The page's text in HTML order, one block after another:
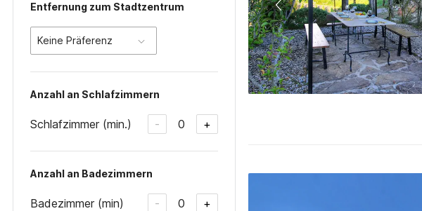
Entfernung zum Stadtzentrum
Keine Präferenz
Anzahl an Schlafzimmern
Schlafzimmer (min.) - 0 +
Anzahl an Badezimmern
Badezimmer (min) - 0 +